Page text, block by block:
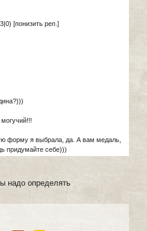
[понизить реп.]
форму я выбрала, да. А вам медаль,
придумайте себе)))
надо определять